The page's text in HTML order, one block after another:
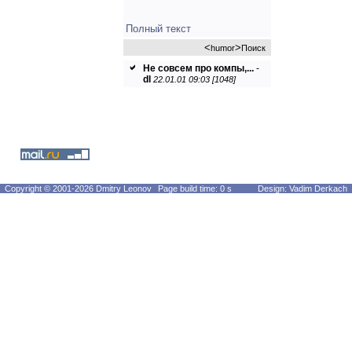
Полный текст
<humor>Поиск
Не совсем про компы,... -
dl
22.01.01 09:03 [1048]
Copyright © 2001-2026 Dmitry Leonov Page build time: 0 s Design: Vadim Derkach